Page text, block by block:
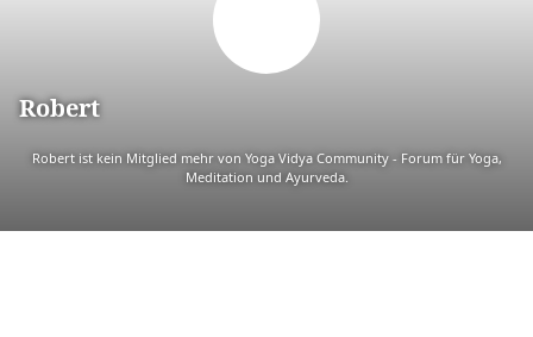
Robert
Robert ist kein Mitglied mehr von Yoga Vidya Community - Forum für Yoga,
Meditation und Ayurveda.